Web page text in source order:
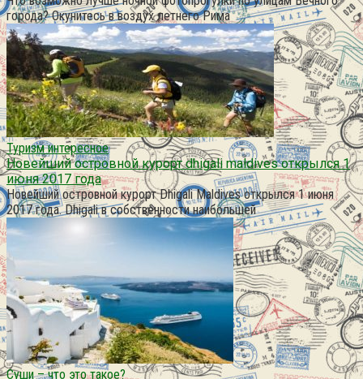
города? Окунитесь в воздух летнего Рима
Туризм интересное
Новейший островной курорт dhigali maldives открылся 1
июня 2017 года
Новейший островной курорт Dhigali Maldives открылся 1 июня
2017 года. Dhigali в собственности наибольшей
Суши – что это такое?